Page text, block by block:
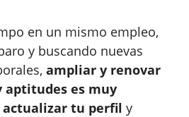
en un mismo empleo,
y buscando nuevas
ampliar y renovar
aptitudes es muy
tu perfil y